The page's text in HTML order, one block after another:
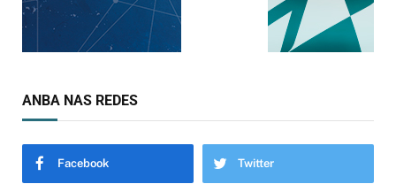
ANBA NAS REDES
Facebook Twitter